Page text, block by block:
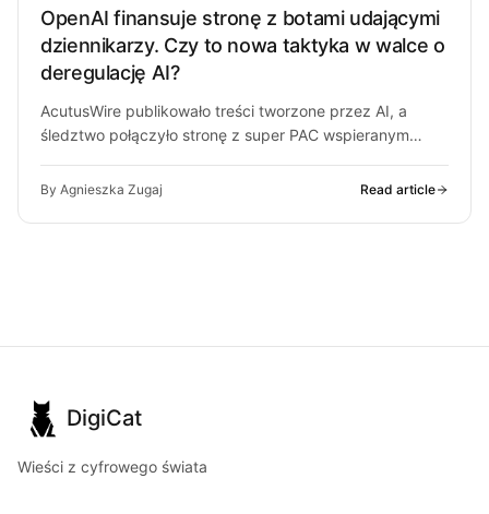
OpenAI finansuje stronę z botami udającymi
dziennikarzy. Czy to nowa taktyka w walce o
deregulację AI?
AcutusWire publikowało treści tworzone przez AI, a
śledztwo połączyło stronę z super PAC wspieranym
By Agnieszka Zugaj Read article
DigiCat
Wieści z cyfrowego świata